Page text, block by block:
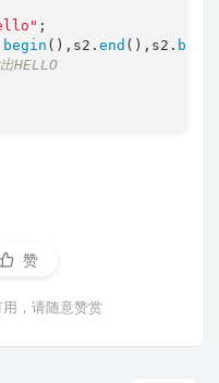
;
begin (),s2. end (),s2.
HELLO
赞
，请随意赞赏